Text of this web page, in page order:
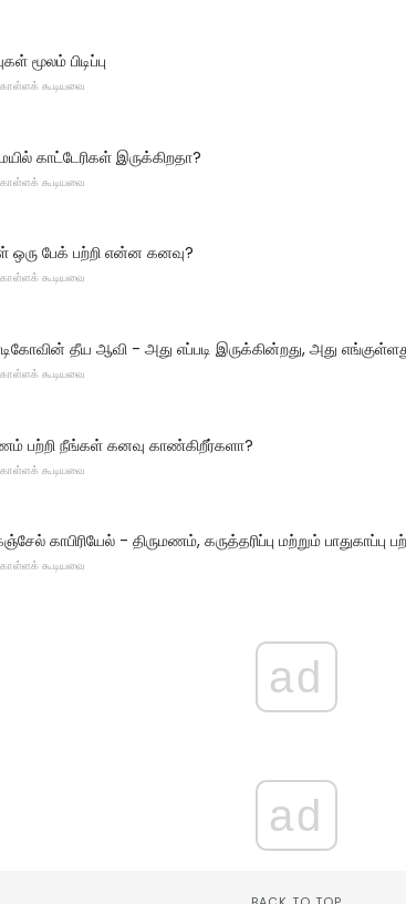
மூலம் பிடிப்பு
கொள்ளக் கூடியவை
காட்டேரிகள் இருக்கிறதா?
கொள்ளக் கூடியவை
ஒரு பேக் பற்றி என்ன கனவு?
கொள்ளக் கூடியவை
தீய ஆவி - அது எப்படி இருக்கின்றது, அது
கொள்ளக் கூடியவை
பற்றி நீங்கள் கனவு காண்கிறீர்களா?
கொள்ளக் கூடியவை
காபிரியேல் - திருமணம், கருத்தரிப்பு மற்றும் பாதுகாப்பு
கொள்ளக் கூடியவை
ad
ad